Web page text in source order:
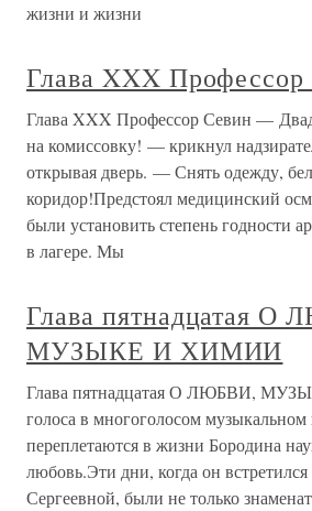
жизни и жизни
Глава XXX
Глава XXX Профессор Севин —
на комиссовку! — крикнул
открывая дверь. — Снять одежду,
коридор!Предстоял медицинский
были установить степень годности
в лагере. Мы
Глава пятнадцатая О
МУЗЫКЕ И ХИМИИ
Глава пятнадцатая О ЛЮБВИ,
голоса в многоголосом музыкальном
переплетаются в жизни Бородина
любовь.Эти дни, когда он
Сергеевной, были не только